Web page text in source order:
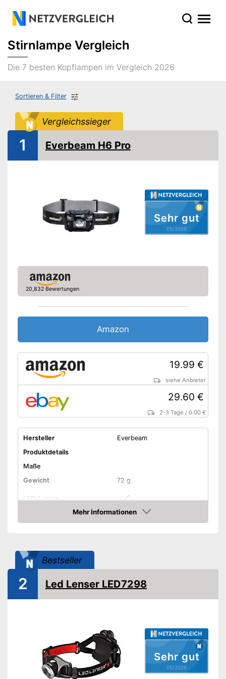
Stirnlampe Vergleich
Die 7 besten Kopflampen im Vergleich 2026
Sortieren & Filter
Vergleichssieger
Sehr gut
05/2026
1 Everbeam H6 Pro
20,832 Bewertungen
Amazon
19.99 €
siehe Anbieter
29.60 €
2-3 Tage /0.00 €
Hersteller
Everbeam
Produktdetails
Maße
Gewicht
72 g
LED-Lampe
Anzahl Lichtmodi
5
Stirnband
Wasserdicht
Batterien inklusive
Aufbewahrungstasche
Mehr Informationen
Amazon
Bestseller
Sehr gut
05/2026
2 Led Lenser LED7298